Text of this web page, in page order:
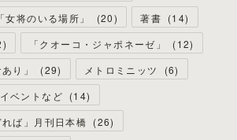
将のいる場所」
(20) 著書 (14)
) 「クオーコ・ジャポネーゼ」 (12)
り」
(29) メトロミニッツ (6)
イベントなど (14)
ば」月刊日本橋 (26)